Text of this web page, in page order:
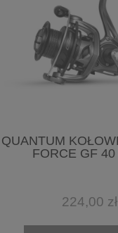
QUANTUM
FORCE GF 40
224,00 zł